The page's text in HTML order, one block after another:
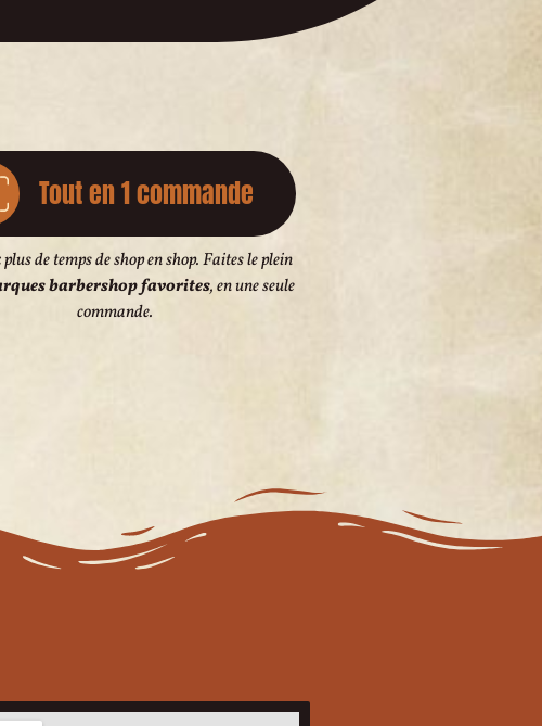
Tout en 1 commande
de temps de shop en shop. Faites le plein
barbershop favorites, en une seule
commande.